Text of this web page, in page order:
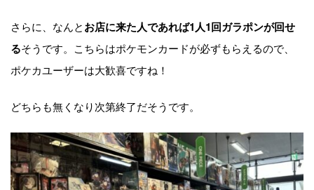
さらに、なんとお店に来た人であれば1人1回ガラポンが回せ
るそうです。こちらはポケモンカードが必ずもらえるので、
ポケカユーザーは大歓喜ですね！
どちらも無くなり次第終了だそうです。